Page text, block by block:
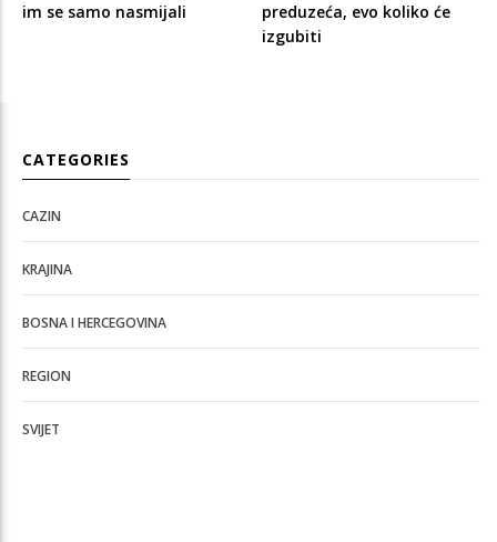
im se samo nasmijali
preduzeća, evo koliko će
izgubiti
CATEGORIES
CAZIN
KRAJINA
BOSNA I HERCEGOVINA
REGION
SVIJET